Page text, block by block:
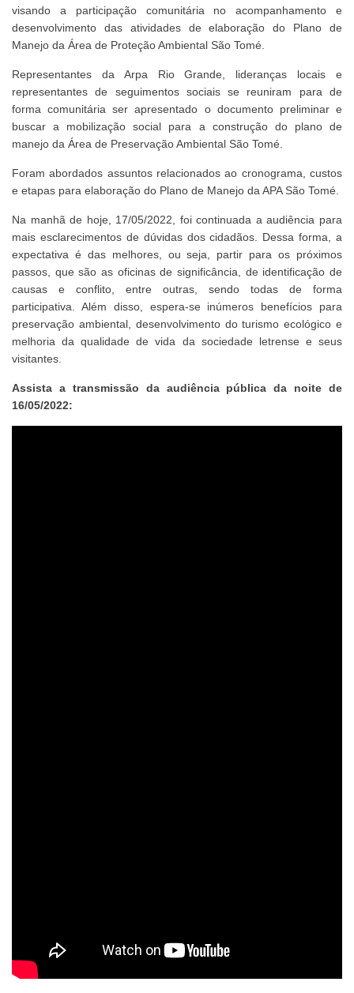
visando a participação comunitária no acompanhamento e
desenvolvimento das atividades de elaboração do Plano de
Manejo da Área de Proteção Ambiental São Tomé.
Representantes da Arpa Rio Grande, lideranças locais e
representantes de seguimentos sociais se reuniram para de
forma comunitária ser apresentado o documento preliminar e
buscar a mobilização social para a construção do plano de
manejo da Área de Preservação Ambiental São Tomé.
Foram abordados assuntos relacionados ao cronograma, custos
e etapas para elaboração do Plano de Manejo da APA São Tomé.
Na manhã de hoje, 17/05/2022, foi continuada a audiência para
mais esclarecimentos de dúvidas dos cidadãos. Dessa forma, a
expectativa é das melhores, ou seja, partir para os próximos
passos, que são as oficinas de significância, de identificação de
causas e conflito, entre outras, sendo todas de forma
participativa. Além disso, espera-se inúmeros benefícios para
preservação ambiental, desenvolvimento do turismo ecológico e
melhoria da qualidade de vida da sociedade letrense e seus
visitantes.
Assista a transmissão da audiência pública da noite de
16/05/2022: